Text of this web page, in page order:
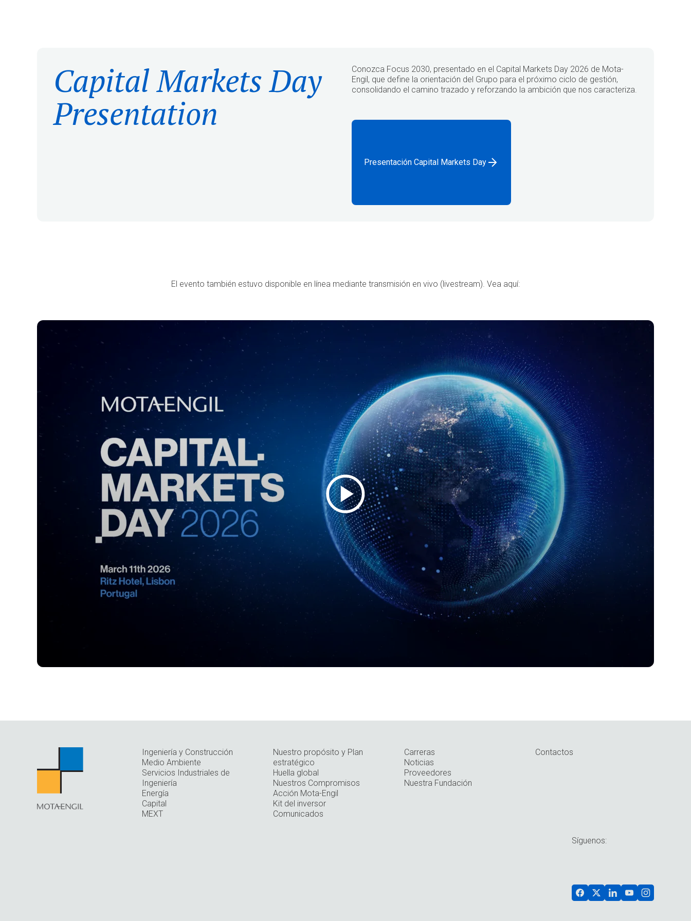
Capital Markets Day
Presentation
Conozca Focus 2030, presentado en el Capital Markets Day 2026 de Mota-
Engil, que define la orientación del Grupo para el próximo ciclo de gestión,
consolidando el camino trazado y reforzando la ambición que nos caracteriza.
Presentación Capital Markets Day
El evento también estuvo disponible en línea mediante transmisión en vivo (livestream). Vea aquí:
Ingeniería y Construcción
Medio Ambiente
Servicios Industriales de
Ingeniería
Energía
Capital
MEXT
Nuestro propósito y Plan
estratégico
Huella global
Nuestros Compromisos
Acción Mota-Engil
Kit del inversor
Comunicados
Carreras
Noticias
Proveedores
Nuestra Fundación
Contactos
Síguenos: